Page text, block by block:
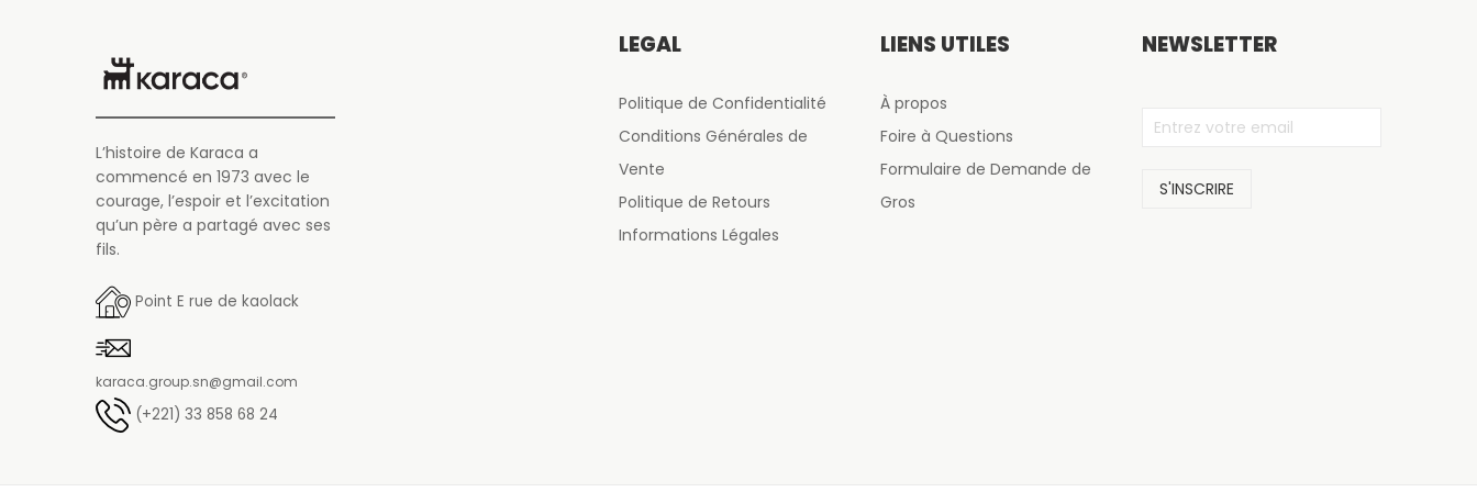
L’histoire de Karaca a
commencé en 1973 avec le
courage, l’espoir et l’excitation
qu’un père a partagé avec ses
fils.
Point E rue de kaolack
karaca.group.sn@gmail.com
(+221) 33 858 68 24
LÉGAL
Politique de Confidentialité
Conditions Générales de
Vente
Politique de Retours
Informations Légales
LIENS UTILES
À propos
Foire à Questions
Formulaire de Demande de
Gros
NEWSLETTER